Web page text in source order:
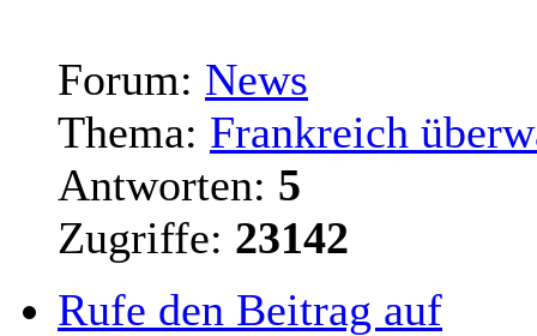
Forum: News
Thema: Frankreich
Antworten: 5
Zugriffe: 23142
Rufe den Beitrag auf